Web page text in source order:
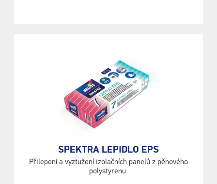
SPEKTRA LEPIDLO EPS
Přilepení a vyztužení izolačních panelů z pěnového
polystyrenu.